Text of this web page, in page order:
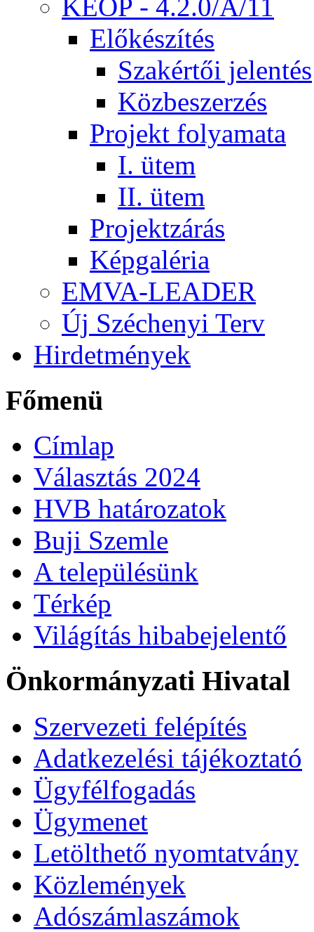
KEOP - 4.2.0/A/11
Előkészítés
Szakértői jelentés
Közbeszerzés
Projekt folyamata
I. ütem
II. ütem
Projektzárás
Képgaléria
EMVA-LEADER
Új Széchenyi Terv
Hirdetmények
Főmenü
Címlap
Választás 2024
HVB határozatok
Buji Szemle
A településünk
Térkép
Világítás hibabejelentő
Önkormányzati Hivatal
Szervezeti felépítés
Adatkezelési tájékoztató
Ügyfélfogadás
Ügymenet
Letölthető nyomtatvány
Közlemények
Adószámlaszámok